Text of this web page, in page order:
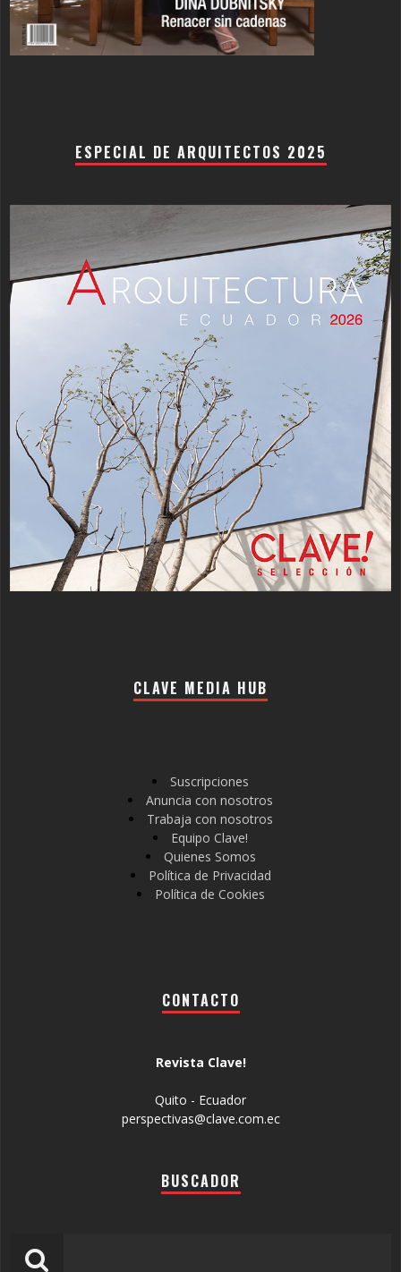
ESPECIAL DE ARQUITECTOS 2025
CLAVE MEDIA HUB
Suscripciones
Anuncia con nosotros
Trabaja con nosotros
Equipo Clave!
Quienes Somos
Política de Privacidad
Política de Cookies
CONTACTO
Revista Clave!
Quito - Ecuador
perspectivas@clave.com.ec
BUSCADOR